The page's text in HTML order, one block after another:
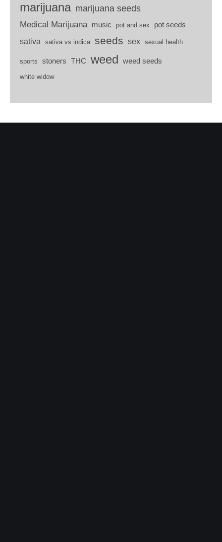
marijuana marijuana seeds
Medical Marijuana
music pot and sex pot seeds
sativa sativa vs indica seeds sex sexual health
sports stoners THC weed weed seeds
white widow